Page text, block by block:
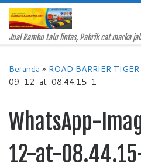
Skip to content
Jual Rambu Lalu lintas, Pabrik cat marka
Beranda » ROAD BARRIER TIGER
09-12-at-08.44.15-1
WhatsApp-
12-at-